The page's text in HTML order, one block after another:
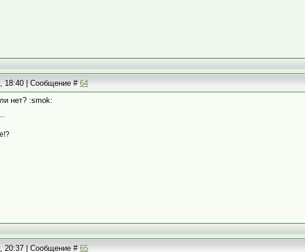
18:40 | Сообщение #64
нет? :smok:
20:37 | Сообщение #65